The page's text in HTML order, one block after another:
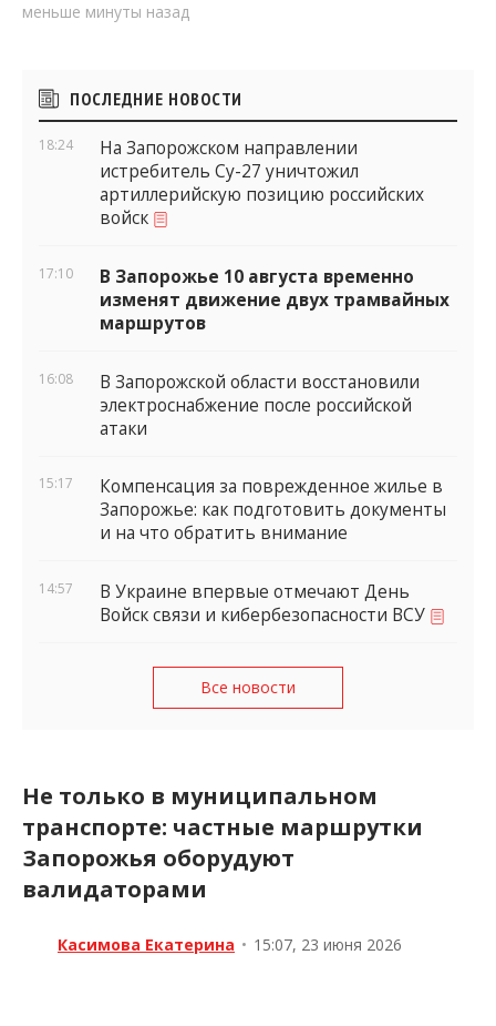
меньше минуты назад
Боковые
виджеты
ПОСЛЕДНИЕ НОВОСТИ
18:24
На Запорожском направлении
истребитель Су-27 уничтожил
артиллерийскую позицию российских
войск
17:10
В Запорожье 10 августа временно
изменят движение двух трамвайных
маршрутов
16:08
В Запорожской области восстановили
электроснабжение после российской
атаки
15:17
Компенсация за поврежденное жилье в
Запорожье: как подготовить документы
и на что обратить внимание
14:57
В Украине впервые отмечают День
Войск связи и кибербезопасности ВСУ
Все новости
Не только в муниципальном
транспорте: частные маршрутки
Запорожья оборудуют
валидаторами
Касимова Екатерина • 15:07, 23 июня 2026